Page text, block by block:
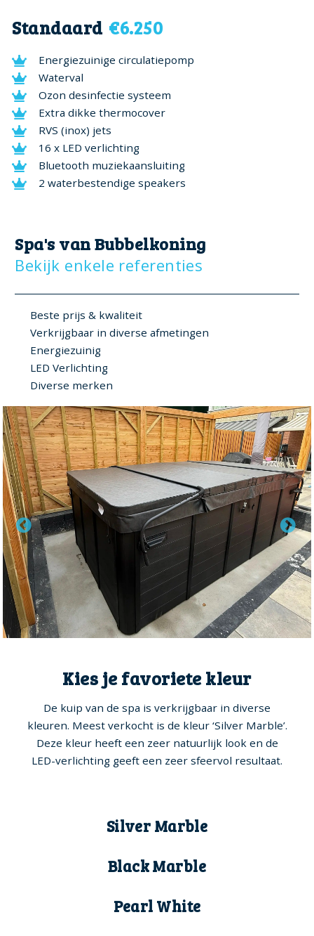
Standaard €6.250
Energiezuinige circulatiepomp
Waterval
Ozon desinfectie systeem
Extra dikke thermocover
RVS (inox) jets
16 x LED verlichting
Bluetooth muziekaansluiting
2 waterbestendige speakers
Spa's van Bubbelkoning
Bekijk enkele referenties
Beste prijs & kwaliteit
Verkrijgbaar in diverse afmetingen
Energiezuinig
LED Verlichting
Diverse merken
Kies je favoriete kleur
De kuip van de spa is verkrijgbaar in diverse
kleuren. Meest verkocht is de kleur ‘Silver Marble’.
Deze kleur heeft een zeer natuurlijk look en de
LED-verlichting geeft een zeer sfeervol resultaat.
Silver Marble
Black Marble
Pearl White